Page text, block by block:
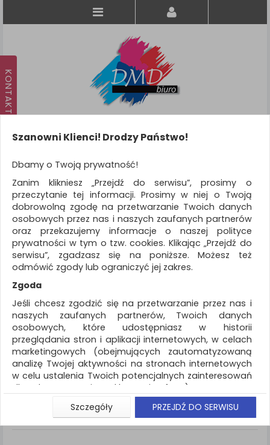
KATEGORIE
WSZYSTKIE KATEGORIE
FILTRY
Więcej
REKLAMA
AKTUALNOŚCI
Artykuły szkolne Produkty kreatywne
ZNALEZIONYCH PRODUKTÓW: 1 Porównaj (0 )
Sortuj po Standardowe
Siatka Lista
Szanowni Klienci! Drodzy Państwo!
Dbamy o Twoją prywatność!
Zanim klikniesz „Przejdź do serwisu”, prosimy o
przeczytanie tej informacji. Prosimy w niej o Twoją
dobrowolną zgodę na przetwarzanie Twoich danych
osobowych przez nas i naszych zaufanych partnerów
oraz przekazujemy informacje o naszej polityce
prywatności w tym o tzw. cookies. Klikając „Przejdź do
serwisu”, zgadzasz się na poniższe. Możesz też
odmówić zgody lub ograniczyć jej zakres.
Zgoda
Jeśli chcesz zgodzić się na przetwarzanie przez nas i
naszych zaufanych partnerów, Twoich danych
osobowych, które udostępniasz w historii
przeglądania stron i aplikacji internetowych, w celach
marketingowych (obejmujących zautomatyzowaną
analizę Twojej aktywności na stronach internetowych
w celu ustalenia Twoich potencjalnych zainteresowań
dla dostosowania reklamy i oferty), w tym na
umieszczanie tzw. cookies na Twoich urządzeniach i
ich odczytywanie, kliknij przycisk „Przejdź do serwisu”.
Jeśli nie chcesz wyrazić zgody lub ograniczyć jej
Szczegóły PRZEJDŹ DO SERWISU